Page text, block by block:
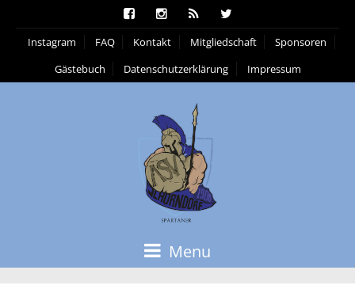
Instagram FAQ Kontakt Mitgliedschaft
Sponsoren
Gästebuch
Datenschutzerklärung Impressum
Menu